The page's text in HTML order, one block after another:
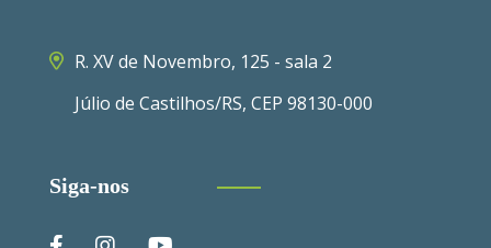
R. XV de Novembro, 125 - sala 2
Júlio de Castilhos/RS, CEP 98130-000
Siga-nos